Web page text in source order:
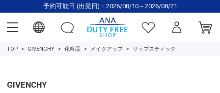
予約可能日 (出発日)：2026/08/10～2026/08/21
TOP GIVENCHY 化粧品 メイクアップ リップスティック
GIVENCHY